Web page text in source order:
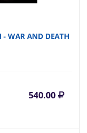
- WAR AND DEATH
540.00